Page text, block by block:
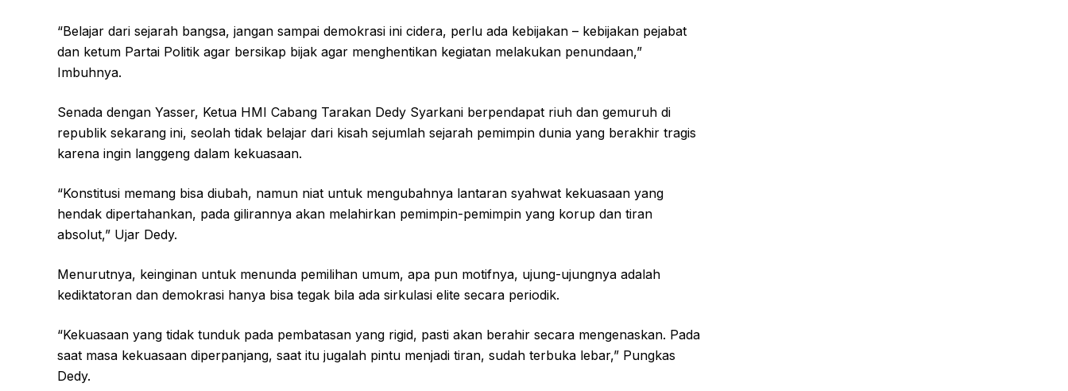
“Belajar dari sejarah bangsa, jangan sampai demokrasi ini cidera, perlu ada kebijakan – kebijakan pejabat
dan ketum Partai Politik agar bersikap bijak agar menghentikan kegiatan melakukan penundaan,”
Imbuhnya.
Senada dengan Yasser, Ketua HMI Cabang Tarakan Dedy Syarkani berpendapat riuh dan gemuruh di
republik sekarang ini, seolah tidak belajar dari kisah sejumlah sejarah pemimpin dunia yang berakhir tragis
karena ingin langgeng dalam kekuasaan.
“Konstitusi memang bisa diubah, namun niat untuk mengubahnya lantaran syahwat kekuasaan yang
hendak dipertahankan, pada gilirannya akan melahirkan pemimpin-pemimpin yang korup dan tiran
absolut,” Ujar Dedy.
Menurutnya, keinginan untuk menunda pemilihan umum, apa pun motifnya, ujung-ujungnya adalah
kediktatoran dan demokrasi hanya bisa tegak bila ada sirkulasi elite secara periodik.
“Kekuasaan yang tidak tunduk pada pembatasan yang rigid, pasti akan berahir secara mengenaskan. Pada
saat masa kekuasaan diperpanjang, saat itu jugalah pintu menjadi tiran, sudah terbuka lebar,” Pungkas
Dedy.